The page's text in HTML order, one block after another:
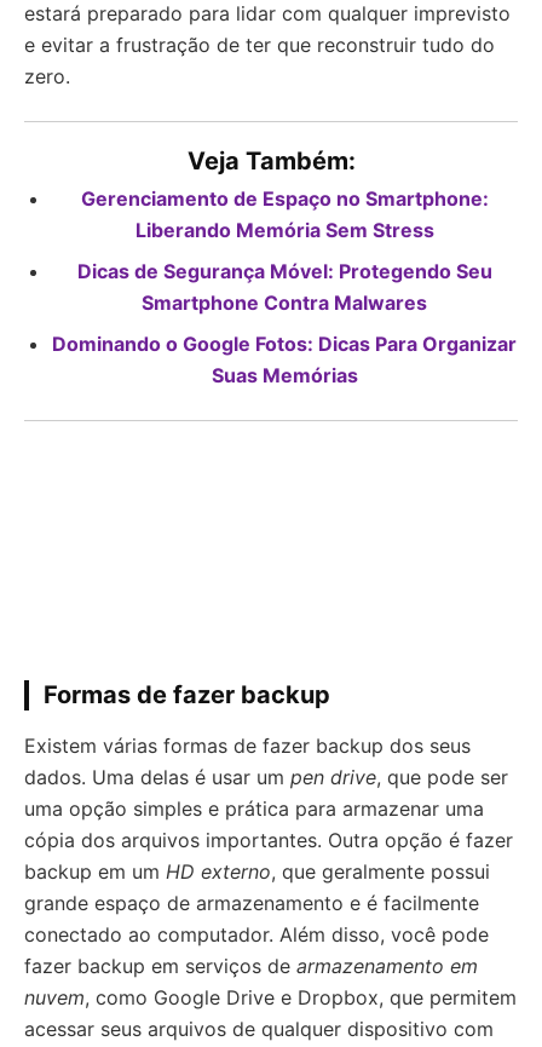
estará preparado para lidar com qualquer imprevisto
e evitar a frustração de ter que reconstruir tudo do
zero.
Veja Também:
Gerenciamento de Espaço no Smartphone:
Liberando Memória Sem Stress
Dicas de Segurança Móvel: Protegendo Seu
Smartphone Contra Malwares
Dominando o Google Fotos: Dicas Para Organizar
Suas Memórias
Formas de fazer backup
Existem várias formas de fazer backup dos seus
dados. Uma delas é usar um pen drive, que pode ser
uma opção simples e prática para armazenar uma
cópia dos arquivos importantes. Outra opção é fazer
backup em um HD externo, que geralmente possui
grande espaço de armazenamento e é facilmente
conectado ao computador. Além disso, você pode
fazer backup em serviços de armazenamento em
nuvem, como Google Drive e Dropbox, que permitem
acessar seus arquivos de qualquer dispositivo com